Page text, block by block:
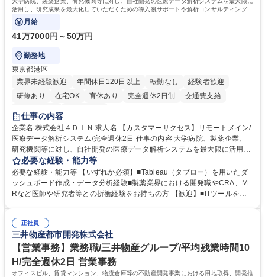
活用し、研究成果を最大化していただくための導入後サポートや解析コンサルティング、
活用アドバイス業務等をお任せします。
月給
41万7000円～50万円
勤務地
東京都港区
業界未経験歓迎
年間休日120日以上 転勤なし
経験者歓迎
研修あり
在宅OK 育休あり 完全週休2日制
交通費支給
駅近5分以内
仕事の内容
企業名 株式会社４ＤＩＮ 求人名 【カスタマーサクセス】リモートメイン/
医療データ解析システム/完全週休2日 仕事の内容 大学病院、製薬企業、
研究機関等に対し、自社開発の医療データ解析システムを最大限に活用
し、研究成果を最大化していただくための導入後サポートや解析コンサル
ティング、活用アドバイス業務等をお任せします。 ■活用コンサルティン
グ：疾患再発率の調査や薬剤効果の可視化等の目的に合わせ、プラットフ
ォーム上で可能な解析手法を提案 ■オンボーディング：ツールの操作説明
療現場のDX化を推進するやりがいがあります。【業務内容の変更範囲】
当社の指定する業務 募集職種 【カスタマーサクセス】リモートメイン/医
療データ解析システム/完全週休2日
必要な経験・能力等
必要な経験・能力等 【いずれか必須】■Tableau（タブロー）を用いたダ
ッシュボード作成・データ分析経験■製薬業界における開発職やCRA、M
Rなど医師や研究者等との折衝経験をお持ちの方 【歓迎】■ITツールを用
ート体制を構築しています。 【採用背景】導入先が急増しており、専任の
カスタマーサクセス組織を強化するための増員採用です。営業担当からの
丁寧なOJTがあり、医療データ解析の専門知識をキャッチアップできる環
境です。社会貢献性の高い分野で専門性を磨きたい方を歓迎します。 学
歴・資格 学歴：大学院 大学 高専 短大 専修学校 高校 語学力： 資格：
正社員
三井物産都市開発株式会社
【営業事務】業務職/三井物産グループ/平均残業時間10
H/完全週休2日 営業事務
オフィスビル、賃貸マンション、物流倉庫等の不動産開発事業における用地取得、開発推